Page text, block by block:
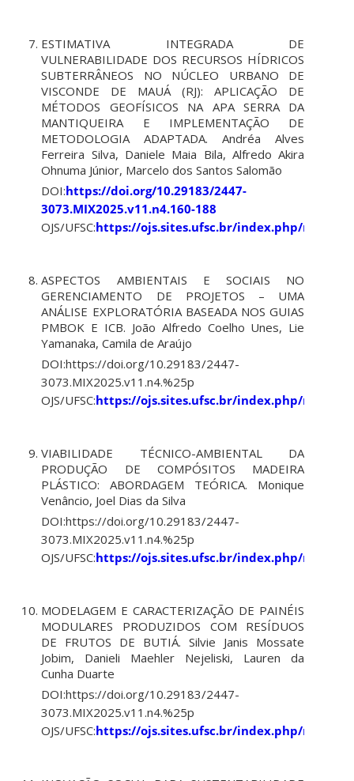
ESTIMATIVA INTEGRADA DE
VULNERABILIDADE DOS RECURSOS HÍDRICOS
SUBTERRÂNEOS NO NÚCLEO URBANO DE
VISCONDE DE MAUÁ (RJ): APLICAÇÃO DE
MÉTODOS GEOFÍSICOS NA APA SERRA DA
MANTIQUEIRA E IMPLEMENTAÇÃO DE
METODOLOGIA ADAPTADA. Andréa Alves
Ferreira Silva, Daniele Maia Bila, Alfredo Akira
Ohnuma Júnior, Marcelo dos Santos Salomão
DOI:https://doi.org/10.29183/2447-
3073.MIX2025.v11.n4.160-188
OJS/UFSC:https://ojs.sites.ufsc.br/index.php/
ASPECTOS AMBIENTAIS E SOCIAIS NO
GERENCIAMENTO DE PROJETOS – UMA
ANÁLISE EXPLORATÓRIA BASEADA NOS GUIAS
PMBOK E ICB. João Alfredo Coelho Unes, Lie
Yamanaka, Camila de Araújo
DOI:https://doi.org/10.29183/2447-
3073.MIX2025.v11.n4.%25p
OJS/UFSC:https://ojs.sites.ufsc.br/index.php/
VIABILIDADE TÉCNICO-AMBIENTAL DA
PRODUÇÃO DE COMPÓSITOS MADEIRA
PLÁSTICO: ABORDAGEM TEÓRICA. Monique
Venâncio, Joel Dias da Silva
DOI:https://doi.org/10.29183/2447-
3073.MIX2025.v11.n4.%25p
OJS/UFSC:https://ojs.sites.ufsc.br/index.php/
MODELAGEM E CARACTERIZAÇÃO DE PAINÉIS
MODULARES PRODUZIDOS COM RESÍDUOS
DE FRUTOS DE BUTIÁ. Silvie Janis Mossate
Jobim, Danieli Maehler Nejeliski, Lauren da
Cunha Duarte
DOI:https://doi.org/10.29183/2447-
3073.MIX2025.v11.n4.%25p
OJS/UFSC:https://ojs.sites.ufsc.br/index.php/